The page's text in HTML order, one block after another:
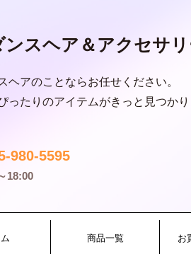
ンスヘア＆アクセサ
ヘアのことならお任せください。
ったりのアイテムがきっと見つかり
980-5595
18:00
商品一覧 お